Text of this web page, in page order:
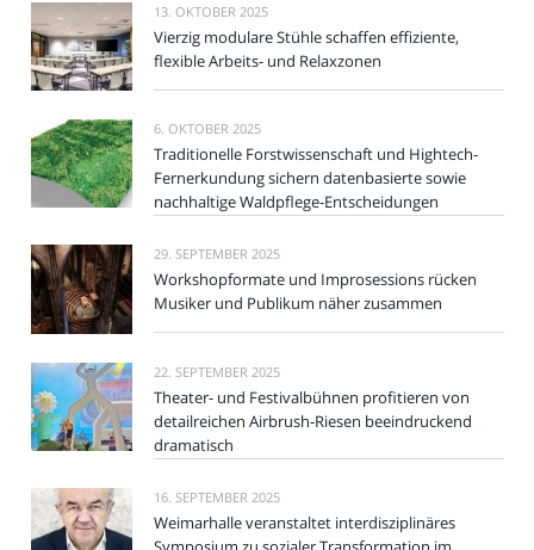
13. OKTOBER 2025
Vierzig modulare Stühle schaffen effiziente,
flexible Arbeits- und Relaxzonen
6. OKTOBER 2025
Traditionelle Forstwissenschaft und Hightech-
Fernerkundung sichern datenbasierte sowie
nachhaltige Waldpflege-Entscheidungen
29. SEPTEMBER 2025
Workshopformate und Improsessions rücken
Musiker und Publikum näher zusammen
22. SEPTEMBER 2025
Theater- und Festivalbühnen profitieren von
detailreichen Airbrush-Riesen beeindruckend
dramatisch
16. SEPTEMBER 2025
Weimarhalle veranstaltet interdisziplinäres